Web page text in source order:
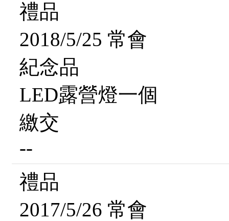
禮品
2018/5/25 常會
紀念品
LED露營燈一個
繳交
--
禮品
2017/5/26 常會